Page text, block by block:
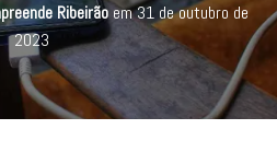
N
V
E
G
Ribeirão em31 de outubro de
2023